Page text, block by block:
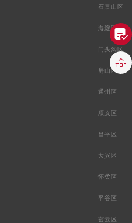
石景山区
海淀区
门头沟区
房山区
通州区
顺义区
昌平区
大兴区
怀柔区
平谷区
密云区

